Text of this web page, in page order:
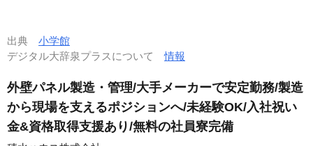
出典 小学館
デジタル大辞泉プラスについて情報
外壁パネル製造・管理/大手メーカーで安定勤務/製造
から現場を支えるポジションへ/未経験OK/入社祝い
金&資格取得支援あり/無料の社員寮完備